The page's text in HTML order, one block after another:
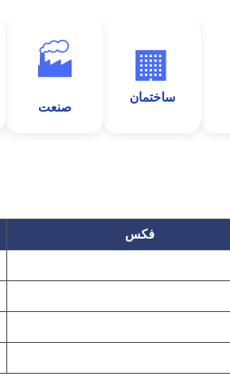
🏢
ساختمان
🏭
صنعت
فکس